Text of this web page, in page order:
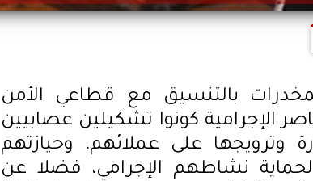
بالتنسيق مع قطاعي الأمن
الإجرامية كونوا تشكيلين عصابيين
وترويجها على عملائهم، وحيازتهم
نشاطهم الإجرامي، فضلا عن